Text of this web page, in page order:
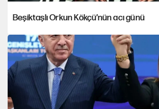
Beşiktaşlı Orkun Kökçü’nün acı günü